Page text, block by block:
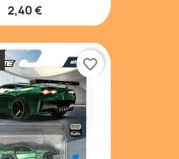
2,40 €
favorite_border